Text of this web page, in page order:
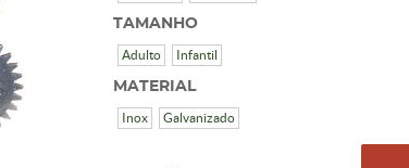
TAMANHO
Adulto Infantil
MATERIAL
Inox Galvanizado